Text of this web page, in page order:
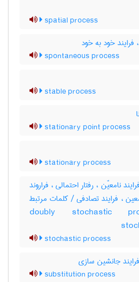
spatial process
فرایند خود به خود
spontaneous process
stable process
stationary point process
stationary process
نامعیّن ، رفتار احتمالی ، فراروند
، فرایند تصادفی / کلمات مرتبط
doubly stochastic
stochastic process
جانشین سازی
substitution process